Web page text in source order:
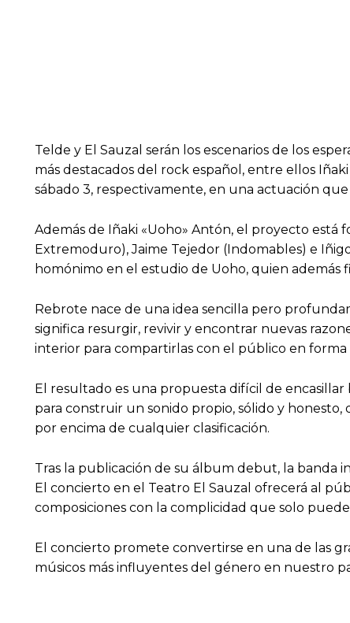
Telde y El Sauzal serán los escenarios de los
más destacados del rock español, entre ellos
sábado 3, respectivamente, en una actuación
Además de Iñaki «Uoho» Antón, el proyecto está
Extremoduro), Jaime Tejedor (Indomables) e
homónimo en el estudio de Uoho, quien además
Rebrote nace de una idea sencilla pero
significa resurgir, revivir y encontrar nuevas
interior para compartirlas con el público en
El resultado es una propuesta difícil de
para construir un sonido propio, sólido y
por encima de cualquier clasificación.
Tras la publicación de su álbum debut, la banda
El concierto en el Teatro El Sauzal ofrecerá al
composiciones con la complicidad que solo
El concierto promete convertirse en una de las
músicos más influyentes del género en nuestro